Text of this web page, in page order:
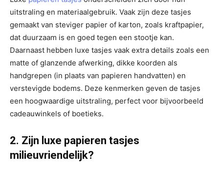
uitstraling en materiaalgebruik. Vaak zijn deze tasjes
gemaakt van steviger papier of karton, zoals kraftpapier,
dat duurzaam is en goed tegen een stootje kan.
Daarnaast hebben luxe tasjes vaak extra details zoals een
matte of glanzende afwerking, dikke koorden als
handgrepen (in plaats van papieren handvatten) en
verstevigde bodems. Deze kenmerken geven de tasjes
een hoogwaardige uitstraling, perfect voor bijvoorbeeld
cadeauwinkels of boetieks.
2. Zijn luxe papieren tasjes
milieuvriendelijk?